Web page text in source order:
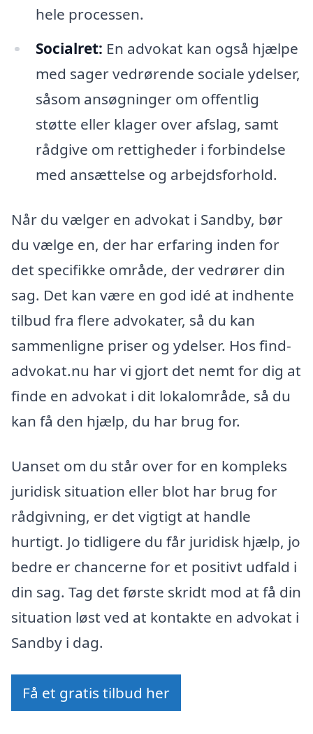
hele processen.
Socialret: En advokat kan også hjælpe
med sager vedrørende sociale ydelser,
såsom ansøgninger om offentlig
støtte eller klager over afslag, samt
rådgive om rettigheder i forbindelse
med ansættelse og arbejdsforhold.
Når du vælger en advokat i Sandby, bør
du vælge en, der har erfaring inden for
det specifikke område, der vedrører din
sag. Det kan være en god idé at indhente
tilbud fra flere advokater, så du kan
sammenligne priser og ydelser. Hos find-
advokat.nu har vi gjort det nemt for dig at
finde en advokat i dit lokalområde, så du
kan få den hjælp, du har brug for.
Uanset om du står over for en kompleks
juridisk situation eller blot har brug for
rådgivning, er det vigtigt at handle
hurtigt. Jo tidligere du får juridisk hjælp, jo
bedre er chancerne for et positivt udfald i
din sag. Tag det første skridt mod at få din
situation løst ved at kontakte en advokat i
Sandby i dag.
Få et gratis tilbud her